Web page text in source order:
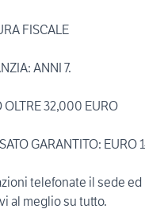
FISCALE
ANNI 7.
OLTRE 32,000 EURO
GARANTITO: EURO
telefonate il sede ed
al meglio su tutto.